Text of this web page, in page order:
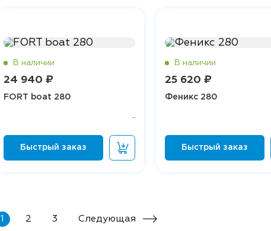
24 940 ₽
FORT boat 280
25 620 ₽
Феникс 280
1 2 3 Следующая